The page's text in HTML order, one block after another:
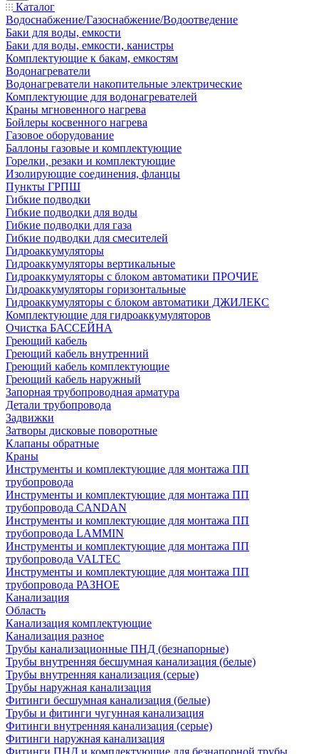
Каталог
Водоснабжение/Газоснабжение/Водоотведение
Баки для воды, емкости
Баки для воды, емкости, канистры
Комплектующие к бакам, емкостям
Водонагреватели
Водонагреватели накопительные электрические
Комплектующие для водонагревателей
Краны мгновенного нагрева
Бойлеры косвенного нагрева
Газовое оборудование
Баллоны газовые и комплектующие
Горелки, резаки и комплектующие
Изолирующие соединения, фланцы
Пункты ГРПШ
Гибкие подводки
Гибкие подводки для воды
Гибкие подводки для газа
Гибкие подводки для смесителей
Гидроаккумуляторы
Гидроаккумуляторы вертикальные
Гидроаккумуляторы с блоком автоматики ПРОЧИЕ
Гидроаккумуляторы горизонтальные
Гидроаккумуляторы с блоком автоматики ДЖИЛЕКС
Комплектующие для гидроаккумуляторов
Очистка БАССЕЙНА
Греющий кабель
Греющий кабель внутренний
Греющий кабель комплектующие
Греющий кабель наружный
Запорная трубопроводная арматура
Детали трубопровода
Задвижки
Затворы дисковые поворотные
Клапаны обратные
Краны
Инструменты и комплектующие для монтажа ПП
трубопровода
Инструменты и комплектующие для монтажа ПП
трубопровода CANDAN
Инструменты и комплектующие для монтажа ПП
трубопровода LAMMIN
Инструменты и комплектующие для монтажа ПП
трубопровода VALTEC
Инструменты и комплектующие для монтажа ПП
трубопровода РАЗНОЕ
Канализация
Область
Канализация комплектующие
Канализация разное
Трубы канализационные ПНД (безнапорные)
Трубы внутренняя бесшумная канализация (белые)
Трубы внутренняя канализация (серые)
Трубы наружная канализация
Фитинги бесшумная канализация (белые)
Трубы и фитинги чугунная канализация
Фитинги внутренняя канализация (серые)
Фитинги наружная канализация
Фитинги ПНД и комплектующие для безнапорной трубы